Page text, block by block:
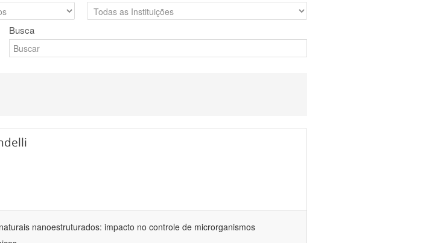
Busca
nanoestruturados: impacto no controle de microrganismos